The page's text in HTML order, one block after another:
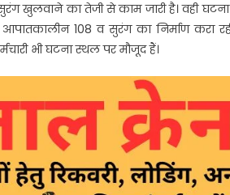
खुलवाने का तेजी से काम जारी है। वही
108 व सुरंग का निर्माण करा रही
भी घटना स्थल पर मौजूद हैं।